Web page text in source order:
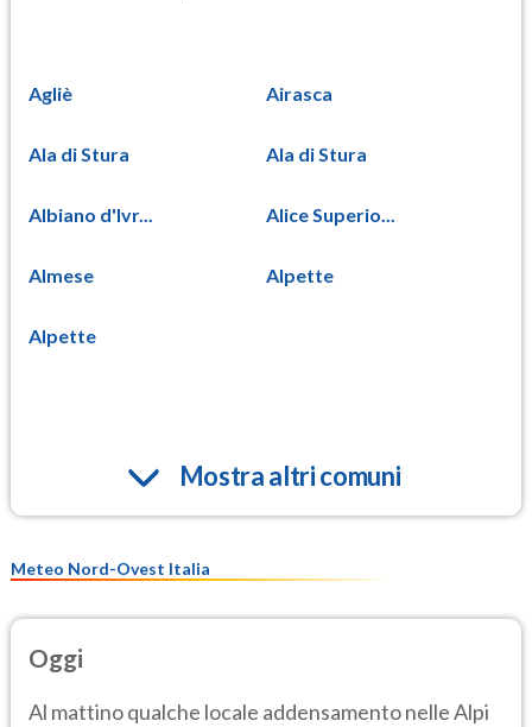
Agliè Airasca
Ala di Stura Ala di Stura
Albiano d'Ivr... Alice Superio...
Almese Alpette
Alpette
Mostra altri comuni
Meteo Nord-Ovest Italia
Oggi
Al mattino qualche locale addensamento nelle Alpi